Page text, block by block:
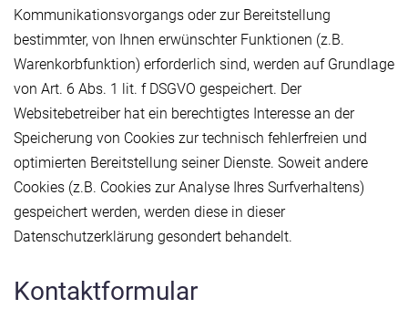
Kommunikationsvorgangs oder zur Bereitstellung
bestimmter, von Ihnen erwünschter Funktionen (z.B.
Warenkorbfunktion) erforderlich sind, werden auf Grundlage
von Art. 6 Abs. 1 lit. f DSGVO gespeichert. Der
Websitebetreiber hat ein berechtigtes Interesse an der
Speicherung von Cookies zur technisch fehlerfreien und
optimierten Bereitstellung seiner Dienste. Soweit andere
Cookies (z.B. Cookies zur Analyse Ihres Surfverhaltens)
gespeichert werden, werden diese in dieser
Datenschutzerklärung gesondert behandelt.
Kontaktformular